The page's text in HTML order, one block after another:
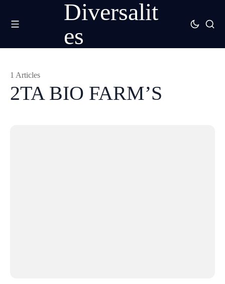
Diversalit
es
2TA BIO FARM’S
1 Articles